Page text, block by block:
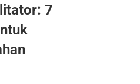
7